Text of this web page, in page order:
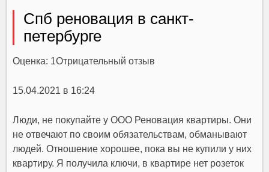
Спб реновация в санкт-
петербурге
Оценка: 1Отрицательный отзыв
15.04.2021 в 16:24
Люди, не покупайте у ООО Реновация квартиры. Они
не отвечают по своим обязательствам, обманывают
людей. Отношение хорошее, пока вы не купили у них
квартиру. Я получила ключи, в квартире нет розеток